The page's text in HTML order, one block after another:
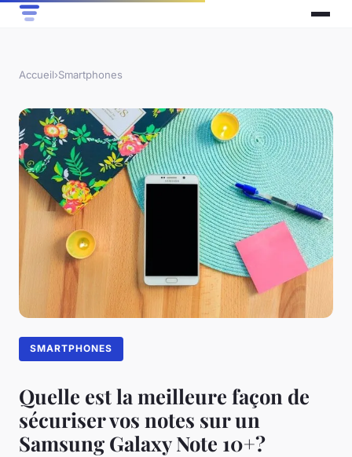
Accueil›Smartphones
SMARTPHONES
Quelle est la meilleure façon de
sécuriser vos notes sur un
Samsung Galaxy Note 10+?